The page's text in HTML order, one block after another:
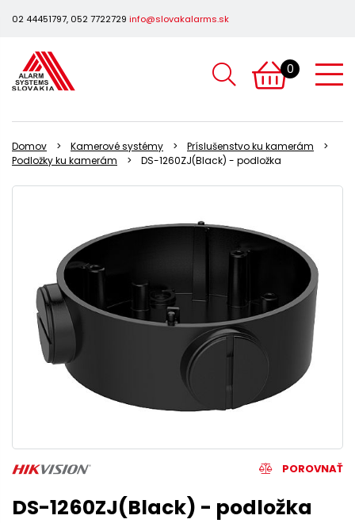
02 44451797, 052 7722729 info@slovakalarms.sk
0
Domov Kamerové systémy
Príslušenstvo ku kamerám
Podložky ku kamerám
DS-1260ZJ(Black) - podložka
POROVNAŤ
DS-1260ZJ(Black) - podložka